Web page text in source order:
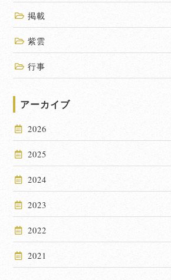
掲載
紫雲
行事
アーカイブ
2026
2025
2024
2023
2022
2021